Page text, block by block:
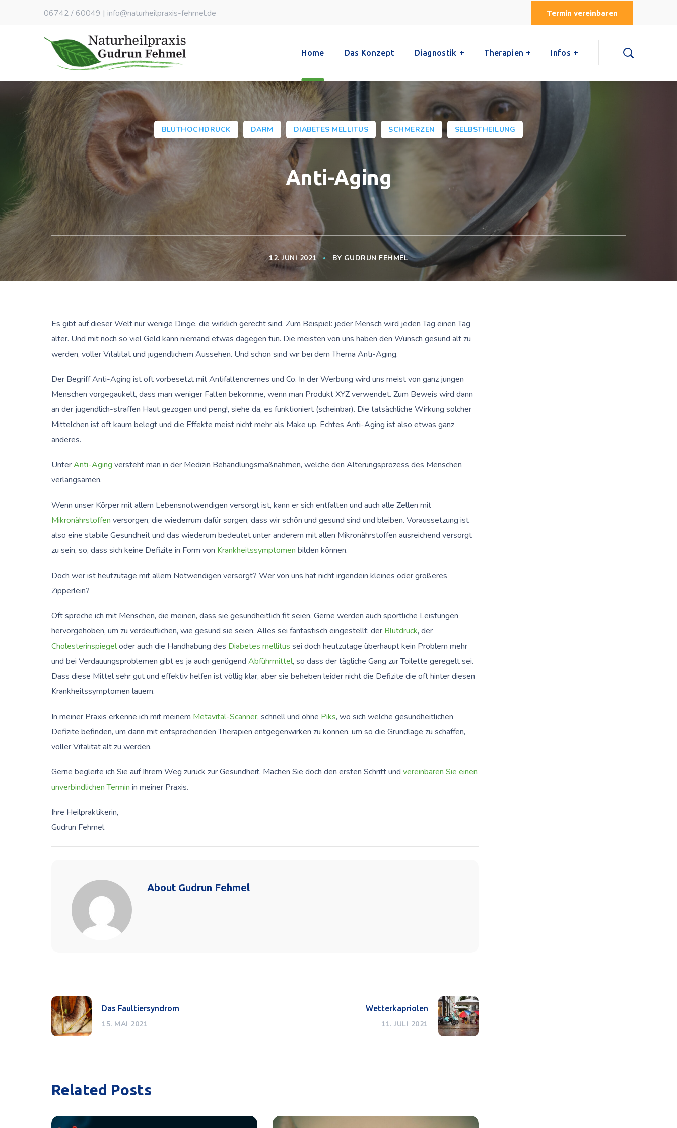
06742 / 60049 | info@naturheilpraxis-fehmel.de Termin vereinbaren
Home Das Konzept Diagnostik Therapien Infos
BLUTHOCHDRUCK DARM DIABETES MELLITUS SCHMERZEN SELBSTHEILUNG
Anti-Aging
12. JUNI 2021 BY GUDRUN FEHMEL
Es gibt auf dieser Welt nur wenige Dinge, die wirklich gerecht sind. Zum Beispiel: jeder Mensch wird jeden Tag einen Tag
älter. Und mit noch so viel Geld kann niemand etwas dagegen tun. Die meisten von uns haben den Wunsch gesund alt zu
werden, voller Vitalität und jugendlichem Aussehen. Und schon sind wir bei dem Thema Anti-Aging.
Der Begriff Anti-Aging ist oft vorbesetzt mit Antifaltencremes und Co. In der Werbung wird uns meist von ganz jungen
Menschen vorgegaukelt, dass man weniger Falten bekomme, wenn man Produkt XYZ verwendet. Zum Beweis wird dann
an der jugendlich-straffen Haut gezogen und peng!, siehe da, es funktioniert (scheinbar). Die tatsächliche Wirkung solcher
Mittelchen ist oft kaum belegt und die Effekte meist nicht mehr als Make up. Echtes Anti-Aging ist also etwas ganz
anderes.
UnterAnti-Aging versteht man in der Medizin Behandlungsmaßnahmen, welche den Alterungsprozess des Menschen
verlangsamen.
Wenn unser Körper mit allem Lebensnotwendigen versorgt ist, kann er sich entfalten und auch alle Zellen mit
Mikronährstoffen versorgen, die wiederrum dafür sorgen, dass wir schön und gesund sind und bleiben. Voraussetzung ist
also eine stabile Gesundheit und das wiederum bedeutet unter anderem mit allen Mikronährstoffen ausreichend versorgt
zu sein, so, dass sich keine Defizite in Form von Krankheitssymptomen bilden können.
Doch wer ist heutzutage mit allem Notwendigen versorgt? Wer von uns hat nicht irgendein kleines oder größeres
Zipperlein?
Oft spreche ich mit Menschen, die meinen, dass sie gesundheitlich fit seien. Gerne werden auch sportliche Leistungen
hervorgehoben, um zu verdeutlichen, wie gesund sie seien. Alles sei fantastisch eingestellt: der Blutdruck, der
Cholesterinspiegeloder auch die Handhabung des Diabetes mellitus sei doch heutzutage überhaupt kein Problem mehr
und bei Verdauungsproblemen gibt es ja auch genügend Abführmittel, so dass der tägliche Gang zur Toilette geregelt sei.
Dass diese Mittel sehr gut und effektiv helfen ist völlig klar, aber sie beheben leider nicht die Defizite die oft hinter diesen
Krankheitssymptomen lauern.
In meiner Praxis erkenne ich mit meinem Metavital-Scanner, schnell und ohne Piks, wo sich welche gesundheitlichen
Defizite befinden, um dann mit entsprechenden Therapien entgegenwirken zu können, um so die Grundlage zu schaffen,
voller Vitalität alt zu werden.
Gerne begleite ich Sie auf Ihrem Weg zurück zur Gesundheit. Machen Sie doch den ersten Schritt und vereinbaren Sie einen
unverbindlichen Termin in meiner Praxis.
Ihre Heilpraktikerin,
Gudrun Fehmel
About Gudrun Fehmel
Das Faultiersyndrom
15. MAI 2021
Wetterkapriolen
11. JULI 2021
Related Posts